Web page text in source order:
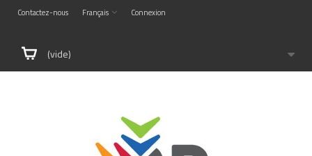
Contactez-nous Français Connexion
(vide)